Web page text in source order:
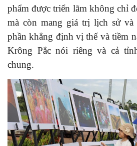
phẩm được triển lãm không chỉ
mà còn mang giá trị lịch sử và
phần khẳng định vị thế và tiềm
Krông Pắc nói riêng và cả
chung.